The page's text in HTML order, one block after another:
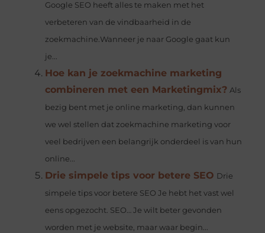
Google SEO heeft alles te maken met het
verbeteren van de vindbaarheid in de
zoekmachine.Wanneer je naar Google gaat kun
je...
Hoe kan je zoekmachine marketing
combineren met een Marketingmix? Als
bezig bent met je online marketing, dan kunnen
we wel stellen dat zoekmachine marketing voor
veel bedrijven een belangrijk onderdeel is van hun
online...
Drie simpele tips voor betere SEO Drie
simpele tips voor betere SEO Je hebt het vast wel
eens opgezocht. SEO… Je wilt beter gevonden
worden met je website, maar waar begin...